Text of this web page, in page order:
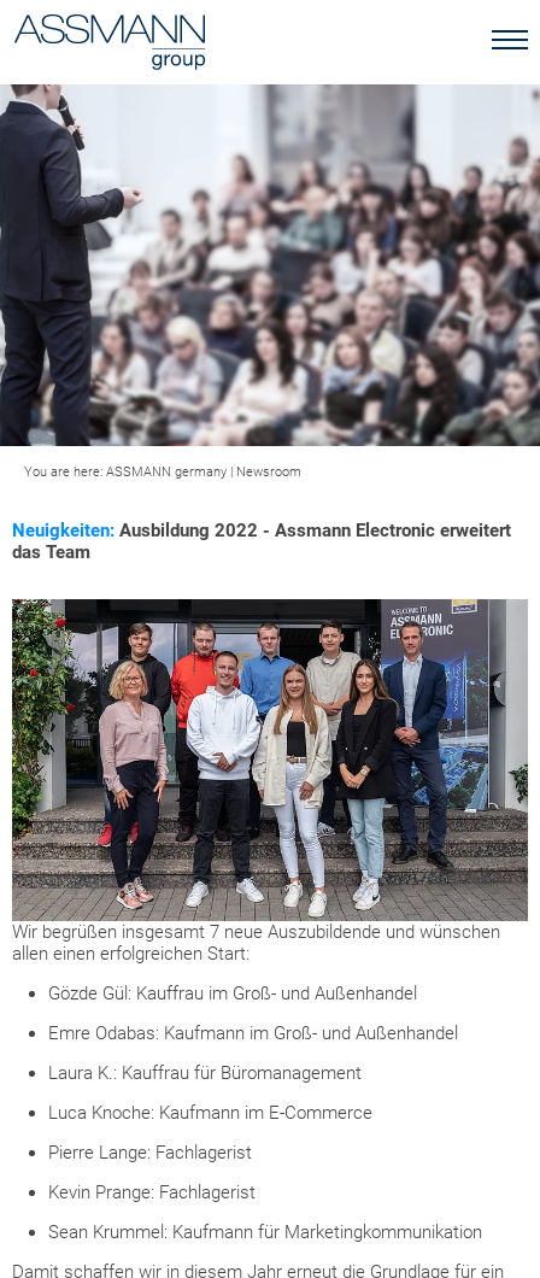
You are here: ASSMANN germany | Newsroom
Neuigkeiten: Ausbildung 2022 - Assmann Electronic erweitert
das Team
Wir begrüßen insgesamt 7 neue Auszubildende und wünschen
allen einen erfolgreichen Start:
Gözde Gül: Kauffrau im Groß- und Außenhandel
Emre Odabas: Kaufmann im Groß- und Außenhandel
Laura K.: Kauffrau für Büromanagement
Luca Knoche: Kaufmann im E-Commerce
Pierre Lange: Fachlagerist
Kevin Prange: Fachlagerist
Sean Krummel: Kaufmann für Marketingkommunikation
Damit schaffen wir in diesem Jahr erneut die Grundlage für ein